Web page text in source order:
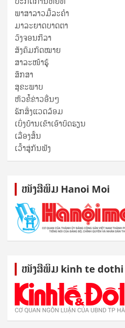
ພາສາລາວມື້ລະຄຳ
ມາລະຍາດບາດຕາ
ວົງຈອນກີລາ
ສັງຄົມກົດໝາຍ
ສາລະໜ້າຮູ້
ສຶກສາ
ສຸ​ຂະ​ພາບ
ຫົວຂໍ້ຂ່າວອື່ນໆ
ຮັກສິ່ງແວດລ້ອມ
ເບິ່ງບ້ານເຂົາເອົາບົດຮຽນ
ເລື່ອງສັ້ນ
ເວົ້າສູ່ກັນຟັງ
ໜັງ​ສື​ພິມ Hanoi Moi
ໜັງ​ສື​ພິມ kinh te dothi